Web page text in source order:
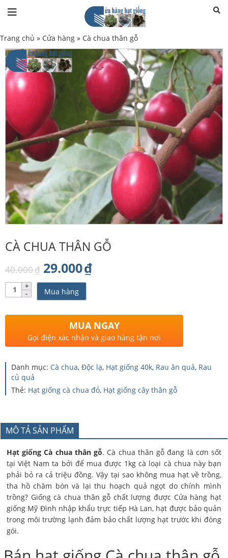
Trang chủ » Cửa hàng » Cà chua thân gỗ
CÀ CHUA THÂN GỖ
40.000₫ Giá
gốc
là:
40.000₫.
29.000₫Giá
là:
29.000₫.
Số
lượng
Mua hàng
MUA NGAY
Gọi điện xác nhận và giao hàng tận nơi
Danh mục: Cà chua, Độc lạ, Hạt giống 40k, Rau ăn quả, Rau
củ quả
Thẻ: Hạt giống cà chua đỏ, Hạt giống cây thân gỗ
MÔ TẢ SẢN PHẨM
Hạt giống Cà chua thân gỗ. Cà chua thân gỗ đang là cơn sốt
tại Việt Nam ta bởi để mua được 1kg cà loại cà chua này bạn
phải bỏ ra cả triệu đồng. Vậy tại sao không mua hạt về trồng,
tha hồ chăm bón và lại thu hoạch quả ngọt do chính mình
trồng? Giống cà chua thân gỗ chất lượng được Cửa hàng hạt
giống Mỹ Đình nhập khẩu trực tiếp Hà Lan, hạt được bảo quản
trong môi trường lạnh đảm bảo chất lượng hạt trước khi đóng
gói.